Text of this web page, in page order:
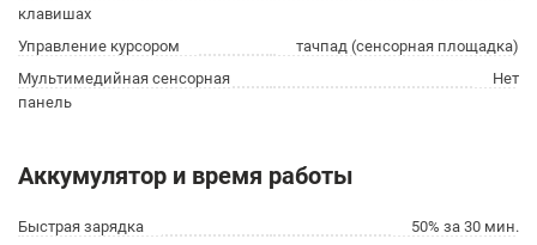
клавишах
Управление курсором
тачпад (сенсорная площадка)
Мультимедийная сенсорная
панель
Нет
Аккумулятор и время работы
Быстрая зарядка
50% за 30 мин.